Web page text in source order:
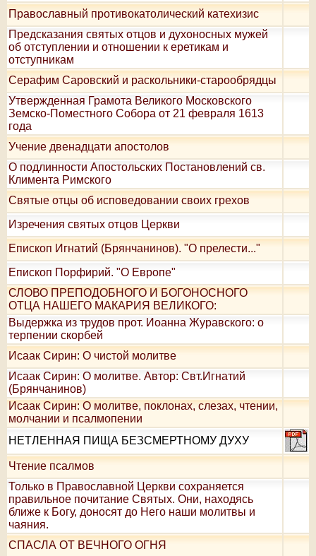
Православный противокатолический катехизис
Предсказания святых отцов и духоносных мужей
об отступлении и отношении к еретикам и
отступникам
Серафим Саровский и раскольники-старообрядцы
Утвержденная Грамота Великого Московского
Земско-Поместного Собора от 21 февраля 1613
года
Учение двенадцати апостолов
О подлинности Апостольских Постановлений св.
Климента Римского
Святые отцы об исповедовании своих грехов
Изречения святых отцов Церкви
Епископ Игнатий (Брянчанинов). "О прелести..."
Епископ Порфирий. "О Европе"
СЛОВО ПРЕПОДОБНОГО И БОГОНОСНОГО
ОТЦА НАШЕГО МАКАРИЯ ВЕЛИКОГО:
Выдержка из трудов прот. Иоанна Журавского: о
терпении скорбей
Исаак Сирин: О чистой молитве
Исаак Сирин: О молитве. Автор: Свт.Игнатий
(Брянчанинов)
Исаак Сирин: О молитве, поклонах, слезах, чтении,
молчании и псалмопении
НЕТЛЕННАЯ ПИЩА БЕЗСМЕРТНОМУ ДУХУ
Чтение псалмов
Только в Православной Церкви сохраняется
правильное почитание Святых. Они, находясь
ближе к Богу, доносят до Него наши молитвы и
чаяния.
СПАСЛА ОТ ВЕЧНОГО ОГНЯ